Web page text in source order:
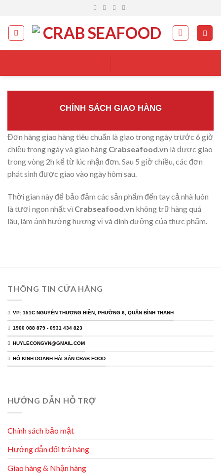
content
CHÍNH SÁCH GIAO HÀNG
Đơn hàng giao hàng tiêu chuẩn là giao trong ngày trước 6 giờ
chiều trong ngày và giao hàng Crabseafood.vn là được giao
trong vòng 2h kể từ lúc nhận đơn. Sau 5 giờ chiều, các đơn
phát sinh được giao vào ngày hôm sau.
Thời gian này để bảo đảm các sản phẩm đến tay cả nhà luôn
là tươi ngon nhất vì Crabseafood.vn không trữ hàng quá
lâu, làm ảnh hưởng hương vị và dinh dưỡng của thực phẩm.
THÔNG TIN CỬA HÀNG
VP: 151C NGUYỄN THƯỢNG HIỀN, PHƯỜNG 6, QUẬN BÌNH THẠNH
1900 088 879 - 0931 434 823
HUYLECONGVN@GMAIL.COM
HỘ KINH DOANH HẢI SẢN CRAB FOOD
HƯỚNG DẪN HỖ TRỢ
Chính sách bảo mật
Hướng dẫn đổi trả hàng
Giao hàng & Nhận hàng